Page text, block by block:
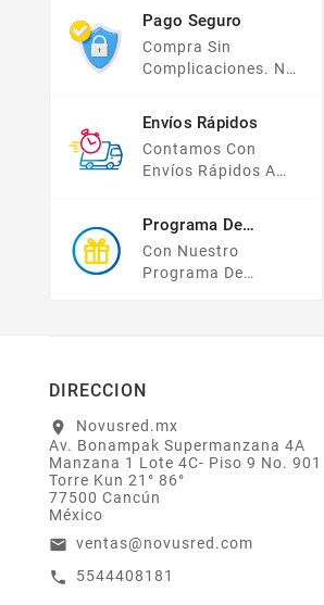
Tienda En Línea Está
Disponible Las 24
Hrs Del Día, Los 7
Días De La Semana.
Pago Seguro
Compra Sin
Complicaciones. No
Pago, Todas Tus
Compras Y Tus
Datos Están
Protegidos Con
Envíos Rápidos
Contamos Con
Envíos Rápidos A
Programa De
Recompensas
Con Nuestro
Programa De
Bonifican A Tu
Electrónico El 1% Del
Total De Tu Compra,
El Cuál Podrás
Utilizar A Partir De
O Acumularlos.
DIRECCION
location_on
Novusred.mx
Av. Bonampak Supermanzana 4A
Manzana 1 Lote 4C- Piso 9 No. 901
Torre Kun 21° 86°
77500 Cancún
México
email ventas@novusred.com
call 5544408181